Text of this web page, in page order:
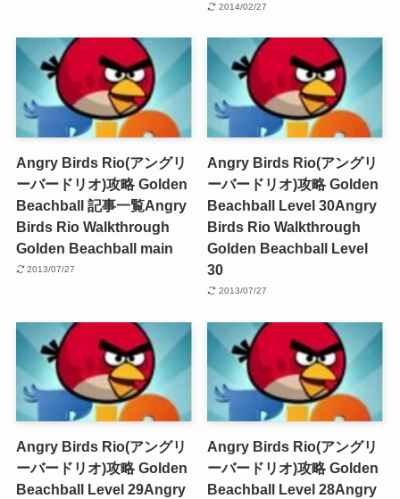
2014/02/27
Angry Birds Rio(アングリ
ーバードリオ)攻略 Golden
Beachball 記事一覧Angry
Birds Rio Walkthrough
Golden Beachball main
2013/07/27
Angry Birds Rio(アングリ
ーバードリオ)攻略 Golden
Beachball Level 30Angry
Birds Rio Walkthrough
Golden Beachball Level
30
2013/07/27
Angry Birds Rio(アングリ
ーバードリオ)攻略 Golden
Beachball Level 29Angry
Angry Birds Rio(アングリ
ーバードリオ)攻略 Golden
Beachball Level 28Angry